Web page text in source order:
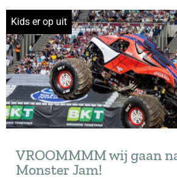
Kids er op uit
VROOMMMM wij gaan
Monster Jam!